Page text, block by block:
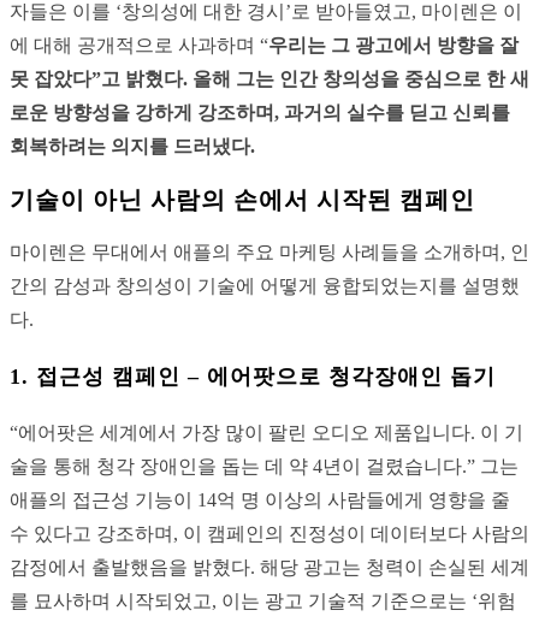
자들은 이를 ‘창의성에 대한 경시’로 받아들였고, 마이렌은 이
에 대해 공개적으로 사과하며 “우리는 그 광고에서 방향을 잘
못 잡았다”고 밝혔다. 올해 그는 인간 창의성을 중심으로 한 새
로운 방향성을 강하게 강조하며, 과거의 실수를 딛고 신뢰를
회복하려는 의지를 드러냈다.
기술이 아닌 사람의 손에서 시작된 캠페인
마이렌은 무대에서 애플의 주요 마케팅 사례들을 소개하며, 인
간의 감성과 창의성이 기술에 어떻게 융합되었는지를 설명했
다.
1. 접근성 캠페인 – 에어팟으로 청각장애인 돕기
“에어팟은 세계에서 가장 많이 팔린 오디오 제품입니다. 이 기
술을 통해 청각 장애인을 돕는 데 약 4년이 걸렸습니다.” 그는
애플의 접근성 기능이 14억 명 이상의 사람들에게 영향을 줄
수 있다고 강조하며, 이 캠페인의 진정성이 데이터보다 사람의
감정에서 출발했음을 밝혔다. 해당 광고는 청력이 손실된 세계
를 묘사하며 시작되었고, 이는 광고 기술적 기준으로는 ‘위험